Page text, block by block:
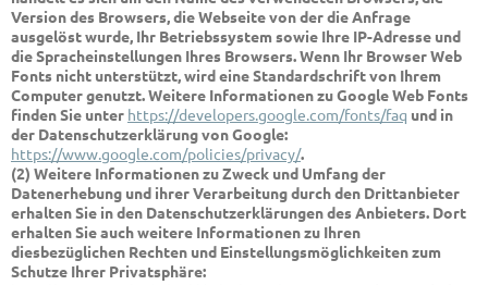
Version des Browsers, die Webseite von der die Anfrage
ausgelöst wurde, Ihr Betriebssystem sowie Ihre IP-Adresse und
die Spracheinstellungen Ihres Browsers. Wenn Ihr Browser Web
Fonts nicht unterstützt, wird eine Standardschrift von Ihrem
Computer genutzt. Weitere Informationen zu Google Web Fonts
finden Sie unter https://developers.google.com/fonts/faq und in
der Datenschutzerklärung von Google:
https://www.google.com/policies/privacy/.
(2) Weitere Informationen zu Zweck und Umfang der
Datenerhebung und ihrer Verarbeitung durch den Drittanbieter
erhalten Sie in den Datenschutzerklärungen des Anbieters. Dort
erhalten Sie auch weitere Informationen zu Ihren
diesbezüglichen Rechten und Einstellungsmöglichkeiten zum
Schutze Ihrer Privatsphäre: